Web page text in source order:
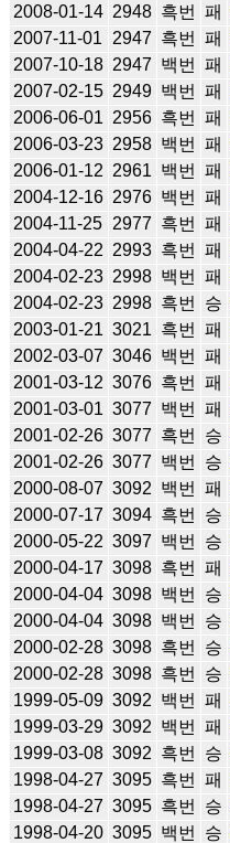
2008-01-14 2948 흑번 패
2007-11-01
2947 흑번 패
2007-10-18 2947 백번 패
2007-02-15 2949 백번 패
2006-06-01 2956 흑번 패
2006-03-23 2958 백번 패
2006-01-12 2961 백번 패
2004-12-16 2976 백번 패
2004-11-25 2977 흑번 패
2004-04-22 2993 흑번 패
2004-02-23 2998 백번 패
2004-02-23 2998 흑번 승
2003-01-21 3021 흑번 패
2002-03-07 3046 백번 패
2001-03-12 3076 흑번 패
2001-03-01 3077 백번 패
2001-02-26 3077 흑번 승
2001-02-26 3077 백번 승
2000-08-07 3092 백번 패
2000-07-17 3094 흑번 승
2000-05-22 3097 백번 승
2000-04-17 3098 흑번 패
2000-04-04 3098 백번 승
2000-04-04 3098 백번 승
2000-02-28 3098 흑번 승
2000-02-28 3098 흑번 승
1999-05-09 3092 백번 패
1999-03-29 3092 백번 패
1999-03-08 3092 흑번 승
1998-04-27 3095 흑번 패
1998-04-27 3095 흑번 승
1998-04-20 3095 백번 승